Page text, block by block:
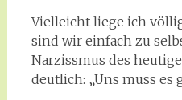
Vielleicht liege ich
sind wir einfach zu
Narzissmus des
deutlich: „Uns muss es